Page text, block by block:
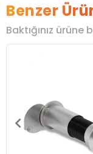
Benzer
Baktığınız